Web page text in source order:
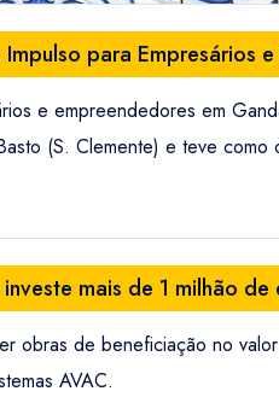
para Empresários
e empreendedores em
(S. Clemente) e teve
mais de 1 milhão
obras de beneficiação no
AVAC.